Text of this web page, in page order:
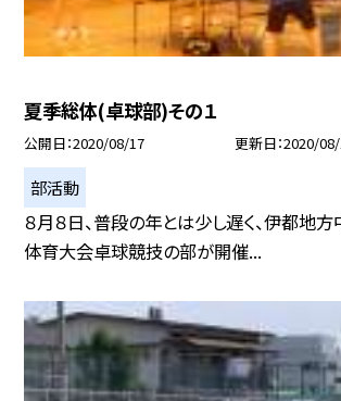
夏季総体(卓球部)その１
公開日 2020/08/17 更新日 2020/
部活動
８月８日、普段の年とは少し遅く、伊都地
体育大会卓球競技の部が開催...